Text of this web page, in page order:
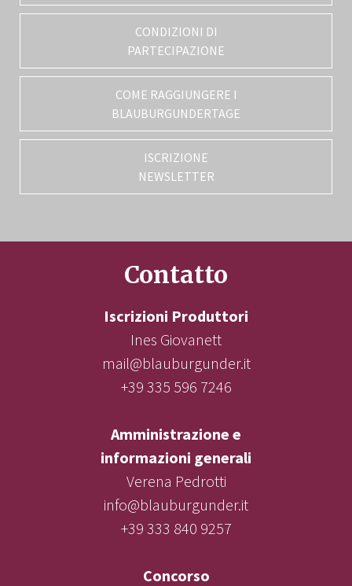
CONDIZIONI DI
PARTECIPAZIONE
COME RAGGIUNGERE I
BLAUBURGUNDERTAGE
ISCRIZIONE
NEWSLETTER
Contatto
Iscrizioni Produttori
Ines Giovanett
mail@blauburgunder.it
+39 335 596 7246
Amministrazione e
informazioni generali
Verena Pedrotti
info@blauburgunder.it
+39 333 840 9257
Concorso